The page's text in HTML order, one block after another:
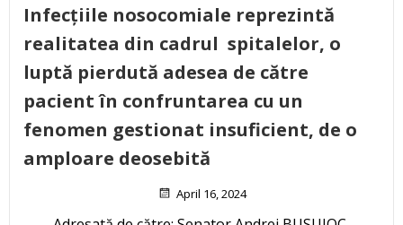
Infecțiile nosocomiale reprezintă
realitatea din cadrul spitalelor, o
luptă pierdută adesea de către
pacient în confruntarea cu un
fenomen gestionat insuficient, de o
amploare deosebită
April 16, 2024